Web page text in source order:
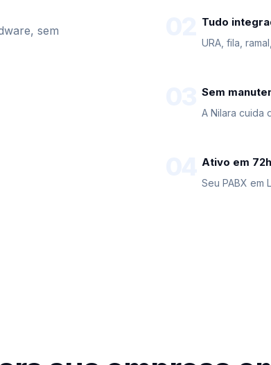
sem
Tudo
URA, fila,
Sem
A Nilara cuida
Ativo em 72h
Seu PABX em